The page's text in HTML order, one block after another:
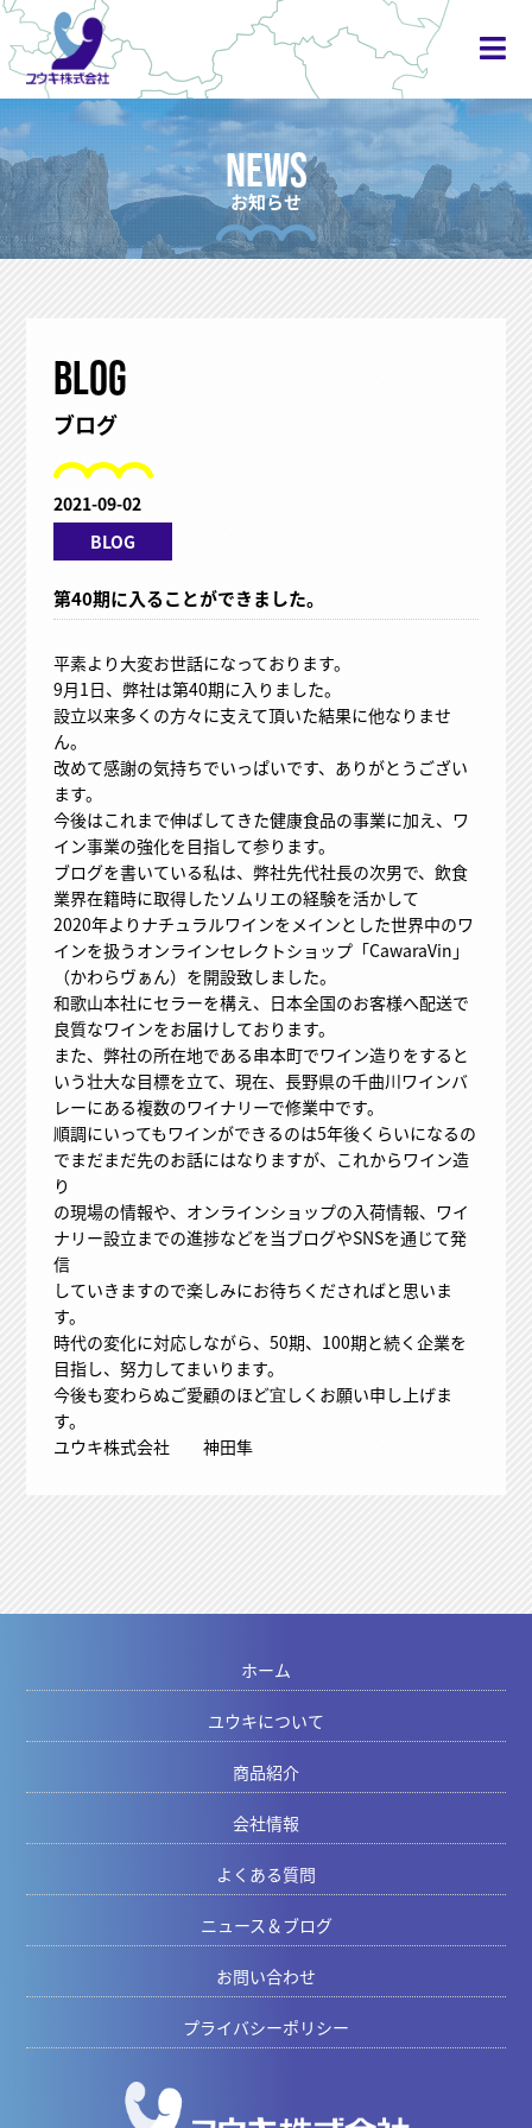
NEWS
お知らせ
BLOG
ブログ
2021-09-02
BLOG
第40期に入ることができました。
平素より大変お世話になっております。
9月1日、弊社は第40期に入りました。
設立以来多くの方々に支えて頂いた結果に他なりませ
ん。
改めて感謝の気持ちでいっぱいです、ありがとうござい
ます。
今後はこれまで伸ばしてきた健康食品の事業に加え、ワ
イン事業の強化を目指して参ります。
ブログを書いている私は、弊社先代社長の次男で、飲食
業界在籍時に取得したソムリエの経験を活かして
2020年よりナチュラルワインをメインとした世界中のワ
インを扱うオンラインセレクトショップ「CawaraVin」
（かわらヴぁん）を開設致しました。
和歌山本社にセラーを構え、日本全国のお客様へ配送で
良質なワインをお届けしております。
また、弊社の所在地である串本町でワイン造りをすると
いう壮大な目標を立て、現在、長野県の千曲川ワインバ
レーにある複数のワイナリーで修業中です。
順調にいってもワインができるのは5年後くらいになるの
でまだまだ先のお話にはなりますが、これからワイン造
り
の現場の情報や、オンラインショップの入荷情報、ワイ
ナリー設立までの進捗などを当ブログやSNSを通じて発
信
していきますので楽しみにお待ちくださればと思いま
す。
時代の変化に対応しながら、50期、100期と続く企業を
目指し、努力してまいります。
今後も変わらぬご愛顧のほど宜しくお願い申し上げま
す。
ユウキ株式会社 神田隼
ホーム
ユウキについて
商品紹介
会社情報
よくある質問
ニュース＆ブログ
お問い合わせ
プライバシーポリシー